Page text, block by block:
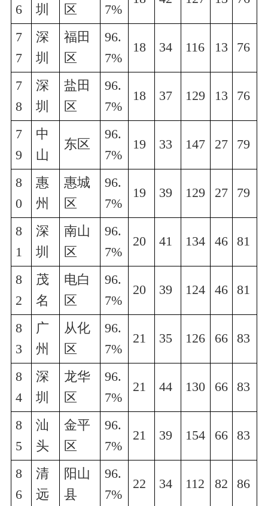
6
圳
区
7%
7
7
深
圳
福田
区
96.
7%
18 34 116 13 76
7
8
深
圳
盐田
区
96.
7%
18 37 129 13 76
7
9
中
山
东区
96.
7%
19 33 147 27 79
8
0
惠
州
惠城
区
96.
7%
19 39 129 27 79
8
1
深
圳
南山
区
96.
7%
20 41 134 46 81
8
2
茂
名
电白
区
96.
7%
20 39 124 46 81
8
3
广
州
从化
区
96.
7%
21 35 126 66 83
8
4
深
圳
龙华
区
96.
7%
21 44 130 66 83
8
5
汕
头
金平
区
96.
7%
21 39 154 66 83
8
6
清
远
阳山
县
96.
7%
22 34 112 82 86